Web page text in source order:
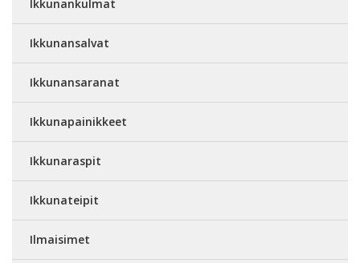
Ikkunankulmat
Ikkunansalvat
Ikkunansaranat
Ikkunapainikkeet
Ikkunaraspit
Ikkunateipit
Ilmaisimet